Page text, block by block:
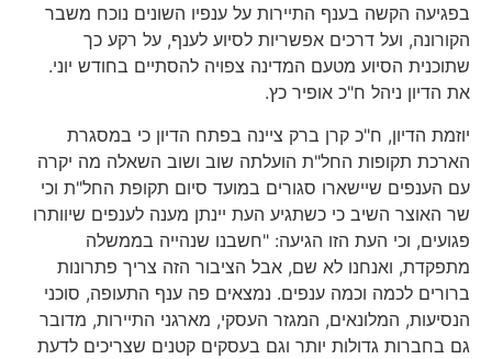
בפגיעה הקשה בענף התיירות על ענפיו השונים נוכח משבר
הקורונה, ועל דרכים אפשריות לסיוע לענף, על רקע כך
שתוכנית הסיוע מטעם המדינה צפויה להסתיים בחודש יוני.
את הדיון ניהל ח"כ אופיר כץ.
יוזמת הדיון, ח"כ קרן ברק ציינה בפתח הדיון כי במסגרת
הארכת תקופות החל"ת הועלתה שוב ושוב השאלה מה יקרה
עם הענפים שיישארו סגורים במועד סיום תקופת החל"ת וכי
שר האוצר השיב כי כשתגיע העת יינתן מענה לענפים שיוותרו
פגועים, וכי העת הזו הגיעה: "חשבנו שנהייה בממשלה
מתפקדת, ואנחנו לא שם, אבל הציבור הזה צריך פתרונות
ברורים לכמה וכמה ענפים. נמצאים פה ענף התעופה, סוכני
הנסיעות, המלונאים, המגזר העסקי, מארגני התיירות, מדובר
גם בחברות גדולות יותר וגם בעסקים קטנים שצריכים לדעת